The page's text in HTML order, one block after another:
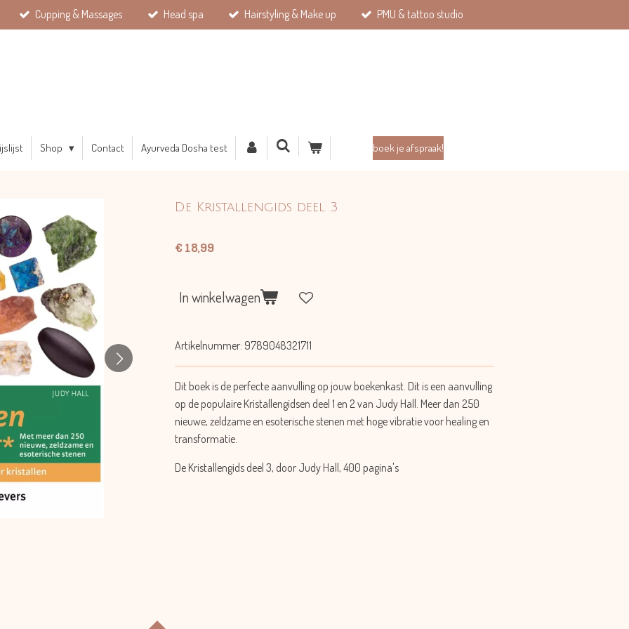
Cupping & Massages Head spa Hairstyling & Make up PMU & tattoo studio
Shop Contact Ayurveda Dosha test boek je afspraak!
De Kristallengids deel 3
€ 18,99
In winkelwagen
Artikelnummer: 9789048321711
Dit boek is de perfecte aanvulling op jouw boekenkast. Dit is een aanvulling
op de populaire Kristallengidsen deel 1 en 2 van Judy Hall. Meer dan 250
nieuwe, zeldzame en esoterische stenen met hoge vibratie voor healing en
transformatie.
De Kristallengids deel 3, door Judy Hall, 400 pagina's